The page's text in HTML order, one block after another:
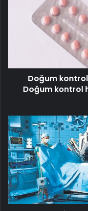
hapı
ilişkiden
alınmalı?
Doğum kontrol
Doğum kontrol
Kanseri
robotik
cerrahiyle
yok
ediyor